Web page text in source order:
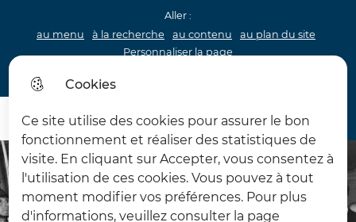
Cookies
Ce site utilise des cookies pour assurer le bon
fonctionnement et réaliser des statistiques de
visite. En cliquant sur Accepter, vous consentez à
l'utilisation de ces cookies. Vous pouvez à tout
moment modifier vos préférences. Pour plus
d'informations, veuillez consulter la page
Aller :
au menu
à la recherche au contenu
au plan du site
Personnaliser la page
Château d'Hardelot
Menu